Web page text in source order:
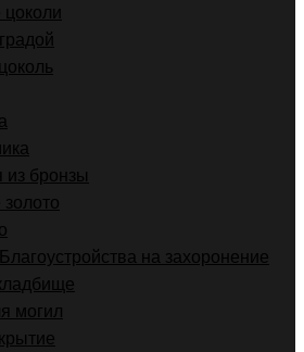
бронзы
на захоронение
могил